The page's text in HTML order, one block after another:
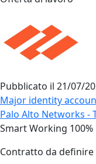
Pubblicato il 21/07/
Major identity
Palo Alto Networks -
Smart Working 100%
Contratto da definire